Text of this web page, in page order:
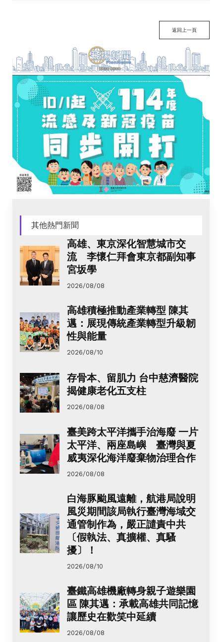
返回上一頁
其他熱門新聞
高雄、東京深化智慧城市交
流 李懷仁拜會東京都副知事
宮坂學
2026/08/08
高雄積極推動產業轉型 陳其
邁：展現傳統產業轉型升級韌
性與能量
2026/08/10
存骨本、留肌力 台中慈濟醫院
揭健康老化五支柱
2026/08/08
臺美跨太平洋攜手治海廢 一片
太平洋、兩座島嶼 臺灣與夏
威夷深化海洋廢棄物治理合作
2026/08/08
白海豚颱風遠離，航港局說明
風災期間該局執行臺灣海域交
通管制作為，嚴正譴責中共
〔假執法、真擴權、真騷
擾〕！
2026/08/10
臺鐵高雄機廠轉身親子遊樂園
區 陳其邁：承載高雄共同記憶
讓歷史在歡笑中延續
2026/08/08